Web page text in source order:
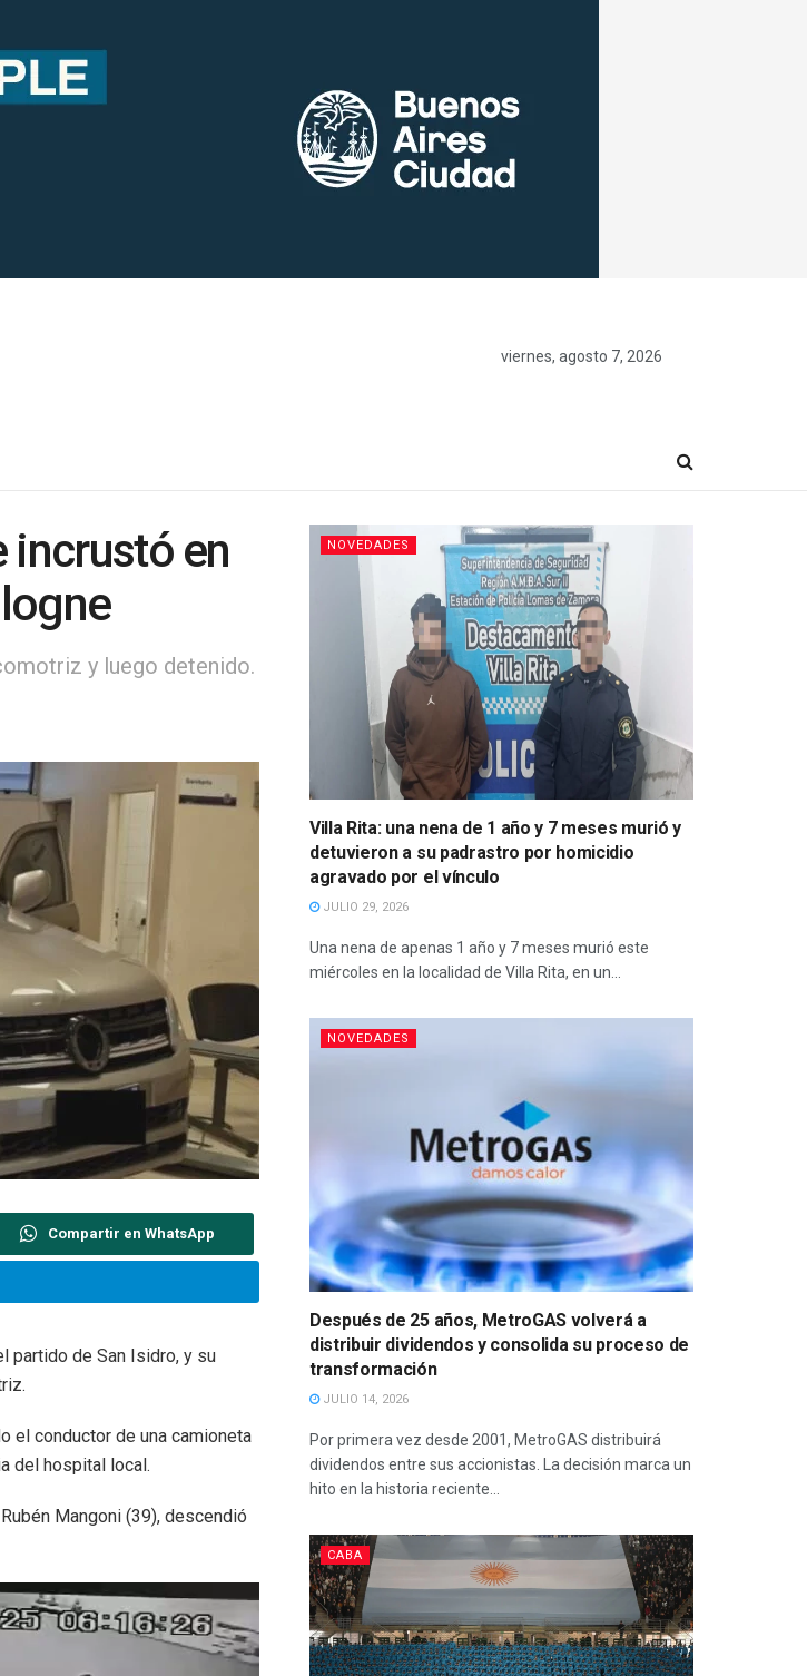
viernes, agosto 7, 2026
incrustó en
y luego detenido.
Compartir en WhatsApp
partido de San Isidro, y su
el conductor de una camioneta
del hospital local.
Mangoni (39), descendió
NOVEDADES
Villa Rita: una nena de 1 año y 7 meses murió y
detuvieron a su padrastro por homicidio
agravado por el vínculo
JULIO 29, 2026
Una nena de apenas 1 año y 7 meses murió este
miércoles en la localidad de Villa Rita, en un...
NOVEDADES
Después de 25 años, MetroGAS volverá a
distribuir dividendos y consolida su proceso de
transformación
JULIO 14, 2026
Por primera vez desde 2001, MetroGAS distribuirá
dividendos entre sus accionistas. La decisión marca un
hito en la historia reciente...
CABA